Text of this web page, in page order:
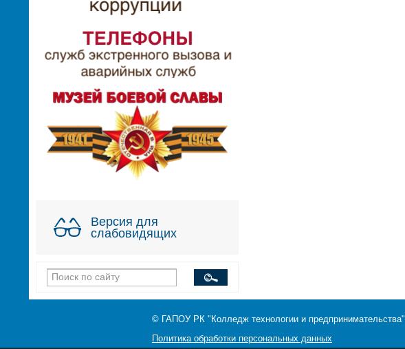
Версия для
слабовидящих
© ГАПОУ РК "Колледж технологии и предпринимательства"
Политика обработки персональных данных